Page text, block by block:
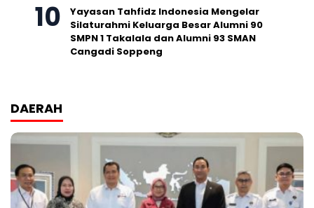
Yayasan Tahfidz Indonesia Mengelar
Silaturahmi Keluarga Besar Alumni 90
SMPN 1 Takalala dan Alumni 93 SMAN
Cangadi Soppeng
DAERAH